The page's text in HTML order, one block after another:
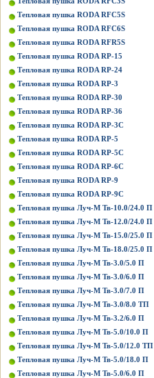
Тепловая пушка RODA RFC5S
Тепловая пушка RODA RFC6S
Тепловая пушка RODA RFR5S
Тепловая пушка RODA RP-15
Тепловая пушка RODA RP-24
Тепловая пушка RODA RP-3
Тепловая пушка RODA RP-30
Тепловая пушка RODA RP-36
Тепловая пушка RODA RP-3C
Тепловая пушка RODA RP-5
Тепловая пушка RODA RP-5C
Тепловая пушка RODA RP-6C
Тепловая пушка RODA RP-9
Тепловая пушка RODA RP-9C
Тепловая пушка Луч-М Тв-10.0/24.0 П
Тепловая пушка Луч-М Тв-12.0/24.0 П
Тепловая пушка Луч-М Тв-15.0/25.0 П
Тепловая пушка Луч-М Тв-18.0/25.0 П
Тепловая пушка Луч-М Тв-3.0/5.0 П
Тепловая пушка Луч-М Тв-3.0/6.0 П
Тепловая пушка Луч-М Тв-3.0/7.0 П
Тепловая пушка Луч-М Тв-3.0/8.0 ТП
Тепловая пушка Луч-М Тв-3.2/6.0 П
Тепловая пушка Луч-М Тв-5.0/10.0 П
Тепловая пушка Луч-М Тв-5.0/12.0 ТП
Тепловая пушка Луч-М Тв-5.0/18.0 П
Тепловая пушка Луч-М Тв-5.0/6.0 П